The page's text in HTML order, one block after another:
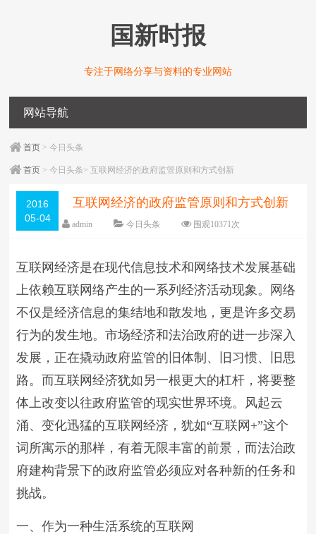
国新时报
专注于网络分享与资料的专业网站
网站导航
首页 > 今日头条
首页 > 今日头条> 互联网经济的政府监管原则和方式创新
2016
05-04
互联网经济的政府监管原则和方式创新
admin 今日头条 围观10371次
互联网经济是在现代信息技术和网络技术发展基础
上依赖互联网络产生的一系列经济活动现象。网络
不仅是经济信息的集结地和散发地，更是许多交易
行为的发生地。市场经济和法治政府的进一步深入
发展，正在撬动政府监管的旧体制、旧习惯、旧思
路。而互联网经济犹如另一根更大的杠杆，将要整
体上改变以往政府监管的现实世界环境。风起云
涌、变化迅猛的互联网经济，犹如“互联网+”这个
词所寓示的那样，有着无限丰富的前景，而法治政
府建构背景下的政府监管必须应对各种新的任务和
挑战。
一、作为一种生活系统的互联网